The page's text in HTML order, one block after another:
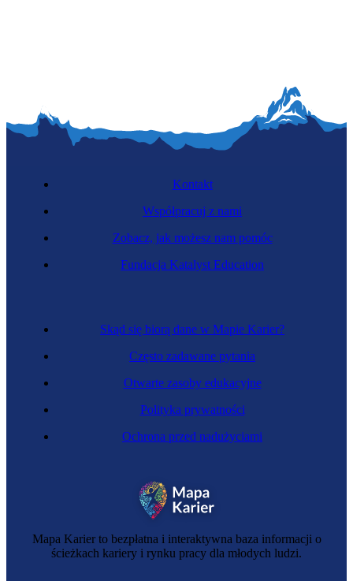
Mapa Karier to bezpłatna i interaktywna baza informacji o
ścieżkach kariery i rynku pracy dla młodych ludzi.
Skąd się biorą dane w Mapie Karier?
Często zadawane pytania
Otwarte zasoby edukacyjne
Polityka prywatności
Ochrona przed nadużyciami
Kontakt
Współpracuj z nami
Zobacz, jak możesz nam pomóc
Fundacja Katalyst Education